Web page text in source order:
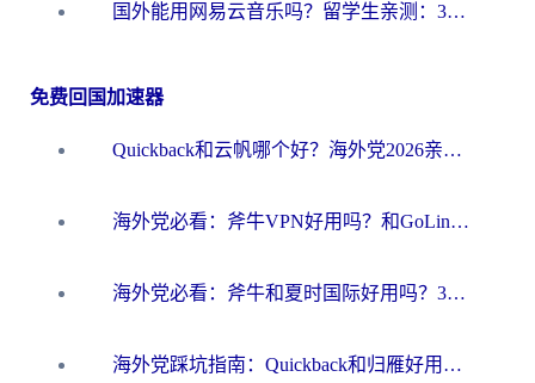
国外能用网易云音乐吗？留学生亲测：3步解决海外听歌难题
免费回国加速器
Quickback和云帆哪个好？海外党2026亲测指南：选对加速器大陆工具，无缝刷国内剧玩国服
海外党必看：斧牛VPN好用吗？和GoLinkVPN对比哪个回国效果更好？
海外党必看：斧牛和夏时国际好用吗？3步选对回国加速器，无缝刷国内资源
海外党踩坑指南：Quickback和归雁好用吗？选对加速器才能无缝刷国内资源